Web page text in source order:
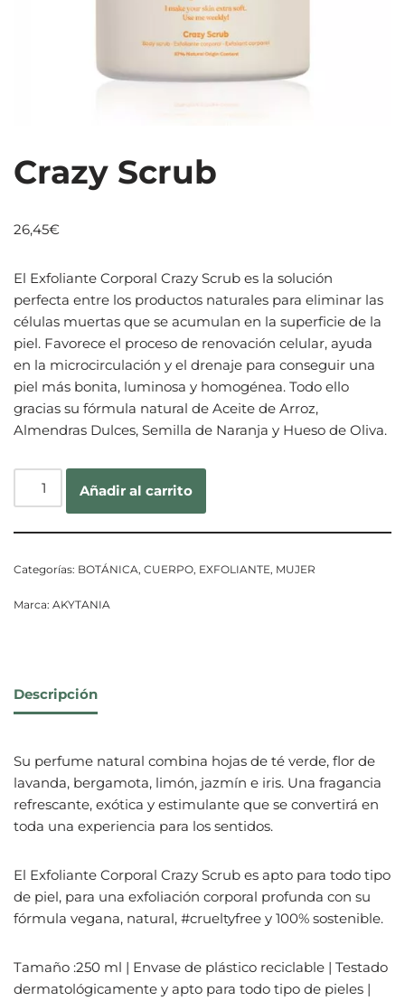
Crazy Scrub
26,45€
El Exfoliante Corporal Crazy Scrub es la solución
perfecta entre los productos naturales para eliminar las
células muertas que se acumulan en la superficie de la
piel. Favorece el proceso de renovación celular, ayuda
en la microcirculación y el drenaje para conseguir una
piel más bonita, luminosa y homogénea. Todo ello
gracias su fórmula natural de Aceite de Arroz,
Almendras Dulces, Semilla de Naranja y Hueso de Oliva.
Añadir al carrito
Categorías: BOTÁNICA, CUERPO, EXFOLIANTE, MUJER
Marca: AKYTANIA
Descripción
Su perfume natural combina hojas de té verde, flor de
lavanda, bergamota, limón, jazmín e iris. Una fragancia
refrescante, exótica y estimulante que se convertirá en
toda una experiencia para los sentidos.
El Exfoliante Corporal Crazy Scrub es apto para todo tipo
de piel, para una exfoliación corporal profunda con su
fórmula vegana, natural, #crueltyfree y 100% sostenible.
Tamaño :250 ml | Envase de plástico reciclable | Testado
dermatológicamente y apto para todo tipo de pieles |